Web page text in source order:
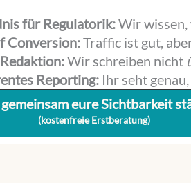
für Regulatorik:Wir
Conversion:Traffic ist gut,
Wir schreiben nicht
Reporting: Ihr seht
gemeinsam eure Sichtbarkeit
(kostenfreie Erstberatung)